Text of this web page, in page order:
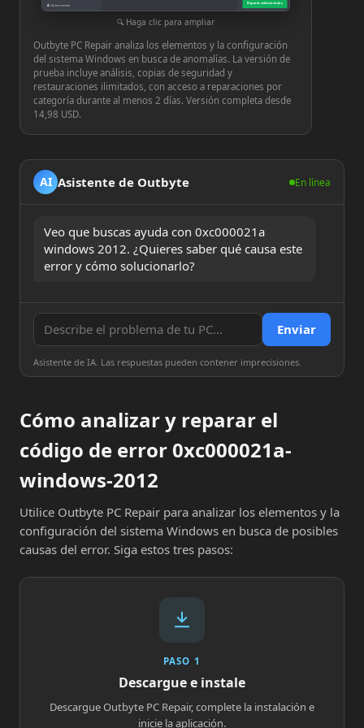
♟Optimización
Reparar seleccionados
Haga clic para ampliar
Outbyte PC Repair analiza los elementos y la configuración
del sistema Windows en busca de anomalías. La versión de
prueba incluye análisis, copias de seguridad y
restauraciones ilimitados, con acceso a reparaciones por
categoría durante al menos 2 días. Versión completa desde
14,98 USD.
AI Asistente de Outbyte En línea
Veo que buscas ayuda con 0xc000021a
windows 2012. ¿Quieres saber qué causa este
error y cómo solucionarlo?
Enviar
Asistente de IA. Las respuestas pueden contener imprecisiones.
Cómo analizar y reparar el
código de error 0xc000021a-
windows-2012
Utilice Outbyte PC Repair para analizar los elementos y la
configuración del sistema Windows en busca de posibles
causas del error. Siga estos tres pasos:
PASO 1
Descargue e instale
Descargue Outbyte PC Repair, complete la instalación e
inicie la aplicación.